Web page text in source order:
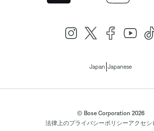
Japan Japanese
© Bose Corporation 2026
法律上のプライバシーポリシーアクセシ